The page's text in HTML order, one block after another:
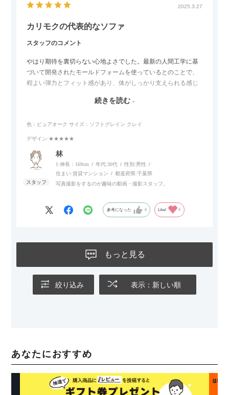
2025.3.27
カリモクの代表的なソファ
スタッフのコメント
やはり期待を裏切らない心地よさでした。最新の人間工学に基
づいて開発されたモールドフォームを使っているとのことで、
程よい弾力とフィット感があり、体がしっかり支えられる感じ
リラックスタイムによさそうでした。回転タイプなので、個人
す。
続きを読む
色：ピュアオーク サイズ：ソフトグレイン クレイ
デザイン:★★★★★
林
1:伸長：169cm 年代:30代 性別:男性
住まい:賃貸マンション 都道府県:千葉県
写真撮影をするのが趣味の動画・撮影スタッフ。
参考になった 0 Like! 0
もっと見る
絞り込み 表示：新しい順
あなたにおすすめ